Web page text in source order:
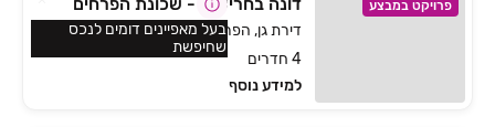
פרויקט במבצע
דירת גן, הפרחים, חריש
4 חדרים
למידע נוסף
בעל מאפיינים דומים לנכס
שחיפשת